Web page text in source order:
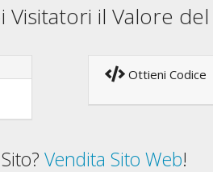
Visitatori il Valore
Ottieni Codice
Vendita Sito Web!